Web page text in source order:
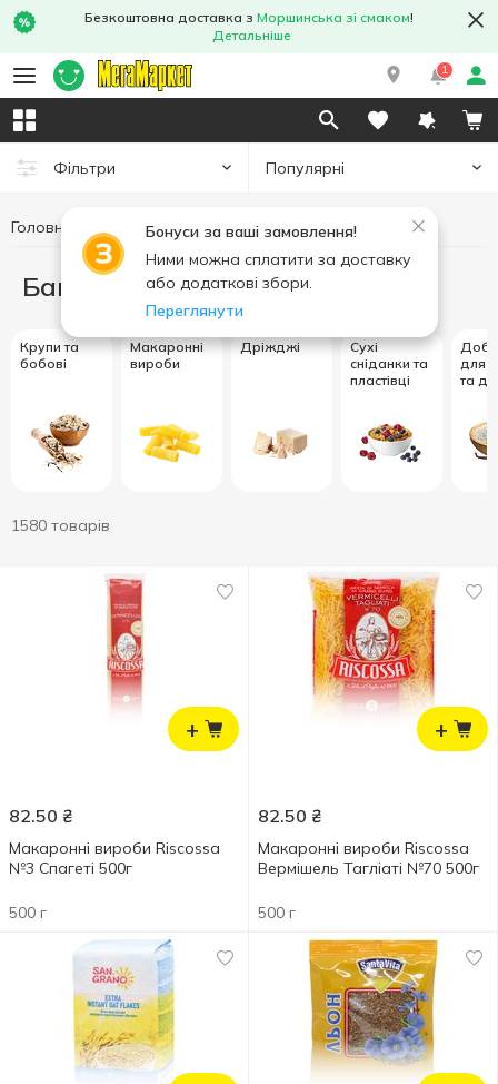
Безкоштовна доставка з Моршинська зі смаком!
Детальніше
1
Фільтри Популярні
Бонуси за ваші замовлення!
Ними можна сплатити за доставку
або додаткові збори.
Переглянути
Головна Бакалія
Бакалія
Крупи та
бобові
Макаронні
вироби
Дріжджі
Сухі
сніданки та
пластівці
для
та
1580 товарів
+
82.50 ₴
Макаронні вироби Riscossa
№3 Спагеті 500г
500 г
+
82.50 ₴
Макаронні вироби Riscossa
Вермішель Тагліаті №70 500г
500 г